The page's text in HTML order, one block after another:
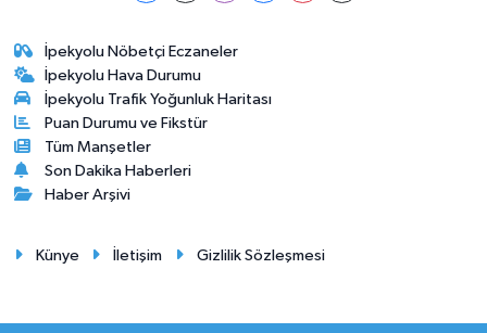
İpekyolu Nöbetçi Eczaneler
İpekyolu Hava Durumu
İpekyolu Trafik Yoğunluk Haritası
Puan Durumu ve Fikstür
Tüm Manşetler
Son Dakika Haberleri
Haber Arşivi
Künye İletişim Gizlilik Sözleşmesi